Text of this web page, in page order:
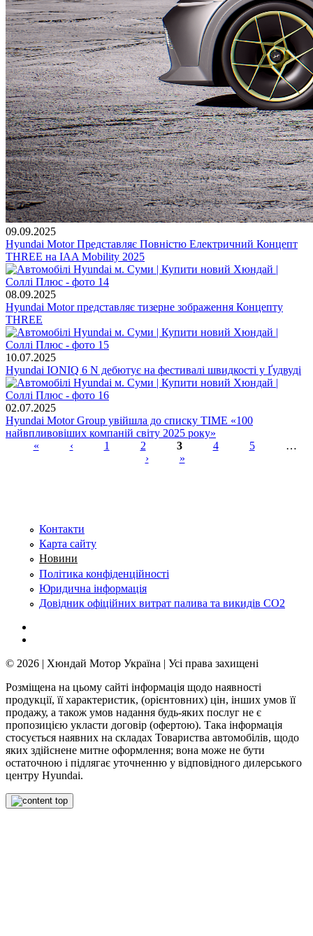
09.09.2025
Hyundai Motor Представляє Повністю Електричний Концепт
THREE на IAA Mobility 2025
08.09.2025
Hyundai Motor представляє тизерне зображення Концепту
THREE
10.07.2025
Hyundai IONIQ 6 N дебютує на фестивалі швидкості у Ґудвуді
02.07.2025
Hyundai Motor Group увійшла до списку TIME «100
найвпливовіших компаній світу 2025 року»
« ‹ 1 2 3 4 5
…
›
»
Контакти
Карта сайту
Новини
Політика конфіденційності
Юридична інформація
Довідник офіційних витрат палива та викидів СО2
© 2026 | Хюндай Мотор Україна | Усі права захищені
Розміщена на цьому сайті інформація щодо наявності
продукції, її характеристик, (орієнтовних) цін, інших умов її
продажу, а також умов надання будь-яких послуг не є
пропозицією укласти договір (офертою). Така інформація
стосується наявних на складах Товариства автомобілів, щодо
яких здійснене митне оформлення; вона може не бути
остаточною і підлягає уточненню у відповідного дилерського
центру Hyundai.